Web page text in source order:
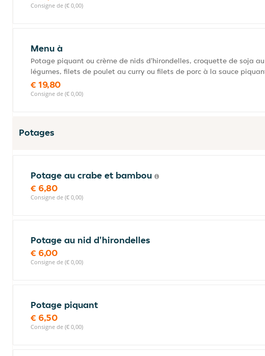
Consigne de (€ 0,00)
Menu à
Potage piquant ou crème de nids d'hirondelles, croquette de soja
légumes, filets de poulet au curry ou filets de porc à la sauce
€ 19,80
Consigne de (€ 0,00)
Potages
Potage au crabe et bambou
€ 6,80
Consigne de (€ 0,00)
Potage au nid d'hirondelles
€ 6,00
Consigne de (€ 0,00)
Potage piquant
€ 6,50
Consigne de (€ 0,00)